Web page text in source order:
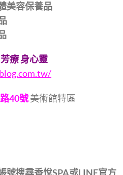
美容保養品
療 身心靈
40號美術館特區
號搜尋香悅SPA或LINE官方